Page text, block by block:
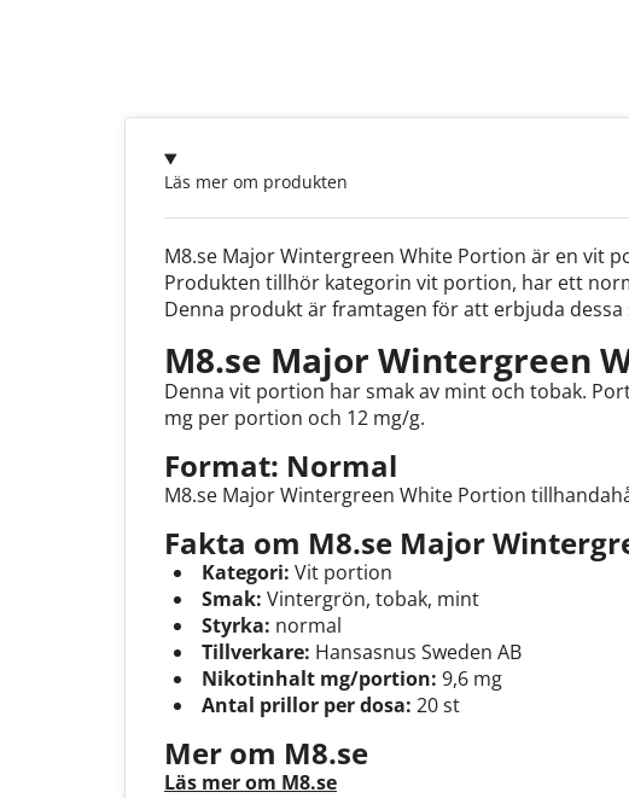
Läs mer om produkten
M8.se Major Wintergreen White Portion är en vit
Produkten tillhör kategorin vit portion, har ett
Denna produkt är framtagen för att erbjuda
M8.se Major Wintergreen
Denna vit portion har smak av mint och tobak.
mg per portion och 12 mg/g.
Format: Normal
M8.se Major Wintergreen White Portion
Fakta om M8.se Major
Kategori: Vit portion
Smak: Vintergrön, tobak, mint
Styrka: normal
Tillverkare: Hansasnus Sweden AB
Nikotinhalt mg/portion: 9,6 mg
Antal prillor per dosa: 20 st
Mer om M8.se
Läs mer om M8.se